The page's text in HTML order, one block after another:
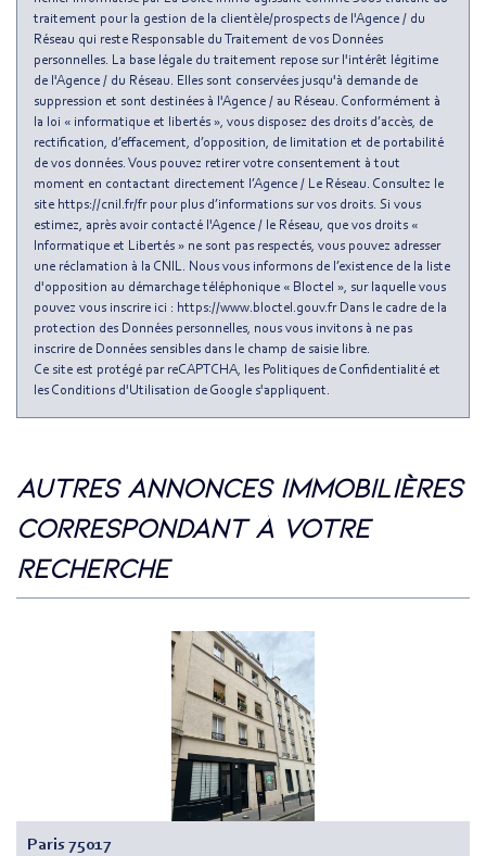
Taxe habitation 13,38 %
Taxe foncière
Habitants de moins de 25 ans 27,85 %
Habitants de 25 à 55 ans 52,30 %
Habitants de plus de 55 ans 19,85 %
Nombre d'enfants par famille 0,96
Familles sans enfant 45,07 %
Familles avec 1 ou 2 enfants 0 %
Maisons 0,58 %
Appartements 99,42 %
traitement pour la gestion de la clientèle/prospects de l'Agence / du
Réseau qui reste Responsable du Traitement de vos Données
personnelles. La base légale du traitement repose sur l'intérêt légitime
de l'Agence / du Réseau. Elles sont conservées jusqu'à demande de
suppression et sont destinées à l'Agence / au Réseau. Conformément à
la loi « informatique et libertés », vous disposez des droits d’accès, de
rectification, d’effacement, d’opposition, de limitation et de portabilité
de vos données. Vous pouvez retirer votre consentement à tout
moment en contactant directement l’Agence / Le Réseau. Consultez le
site https://cnil.fr/fr pour plus d’informations sur vos droits. Si vous
estimez, après avoir contacté l'Agence / le Réseau, que vos droits «
Informatique et Libertés » ne sont pas respectés, vous pouvez adresser
une réclamation à la CNIL. Nous vous informons de l’existence de la liste
d'opposition au démarchage téléphonique « Bloctel », sur laquelle vous
pouvez vous inscrire ici : https://www.bloctel.gouv.fr Dans le cadre de la
protection des Données personnelles, nous vous invitons à ne pas
inscrire de Données sensibles dans le champ de saisie libre.
Ce site est protégé par reCAPTCHA, les Politiques de Confidentialité et
les Conditions d'Utilisation de Google s'appliquent.
autres annonces immobilières
correspondant à votre
recherche
Paris 75017